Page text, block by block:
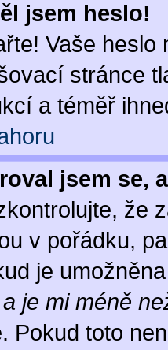
jsem heslo!
Vaše
stránce
a téměř
jsem se,
že
v pořádku,
je
je mi méně
Pokud toto